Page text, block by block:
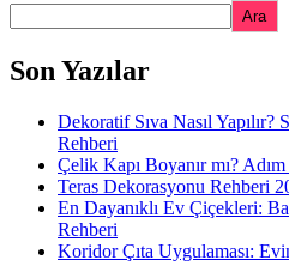
Ara
Son Yazılar
Dekoratif Sıva Nasıl
Rehberi
Çelik Kapı Boyanır mı?
Teras Dekorasyonu Rehberi
En Dayanıklı Ev Çiçekleri:
Rehberi
Koridor Çıta Uygulaması: